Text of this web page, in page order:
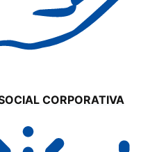
CORPORATIVA